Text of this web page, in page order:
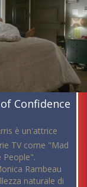
Confidence
è un'attrice
TV come "Mad
People".
Rambeau
naturale di